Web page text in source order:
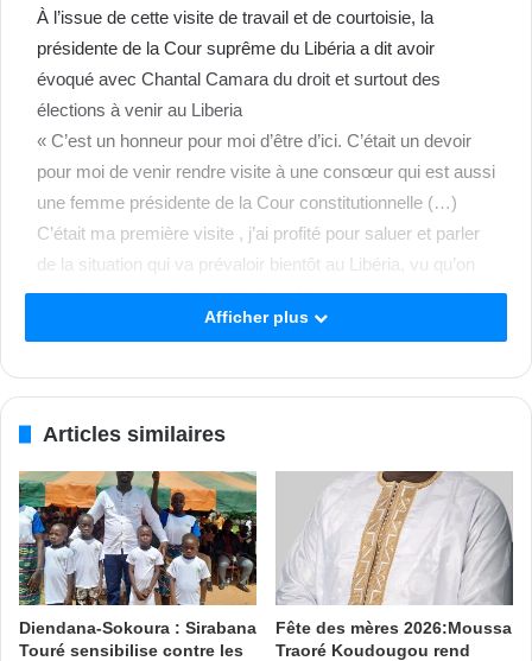
À l’issue de cette visite de travail et de courtoisie, la
présidente de la Cour suprême du Libéria a dit avoir
évoqué avec Chantal Camara du droit et surtout des
élections à venir au Liberia
« C’est un honneur pour moi d’être d’ici. C’était un devoir
pour moi de venir rendre visite à une consœur qui est aussi
une femme présidente de la Cour constitutionnelle (…)
C’était ma première visite , j’ai profité pour saluer et parler
de la situation qui va prévaloir bientôt au Libéria, vu qu’on
sera dans un contexte d’élection. Nous avons aussi parlé
de Droit et de tout ce qui concerne la juridiction », a dit
Tags Chantal Camara Côte d’Ivoire Cour suprême échange
Libéria Présidente visite de travail
Afficher plus
Articles similaires
Diendana-Sokoura : Sirabana
Touré sensibilise contre les
Fête des mères 2026:Moussa
Traoré Koudougou rend